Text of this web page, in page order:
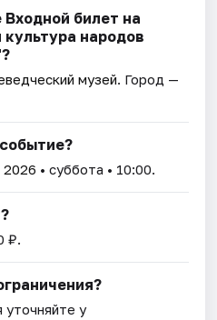
билет на
народов
музей. Город —
2026 • суббота • 10:00.
₽.
уточняйте у